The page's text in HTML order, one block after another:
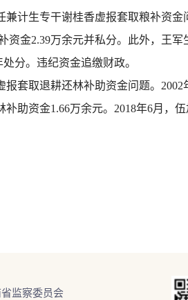
计生专干谢桂香虚报套取粮补资金
金2.39万余元并私分。此外，王
分。违纪资金追缴财政。
套取退耕还林补助资金问题。2002
助资金1.66万余元。2018年6月，
监察委员会